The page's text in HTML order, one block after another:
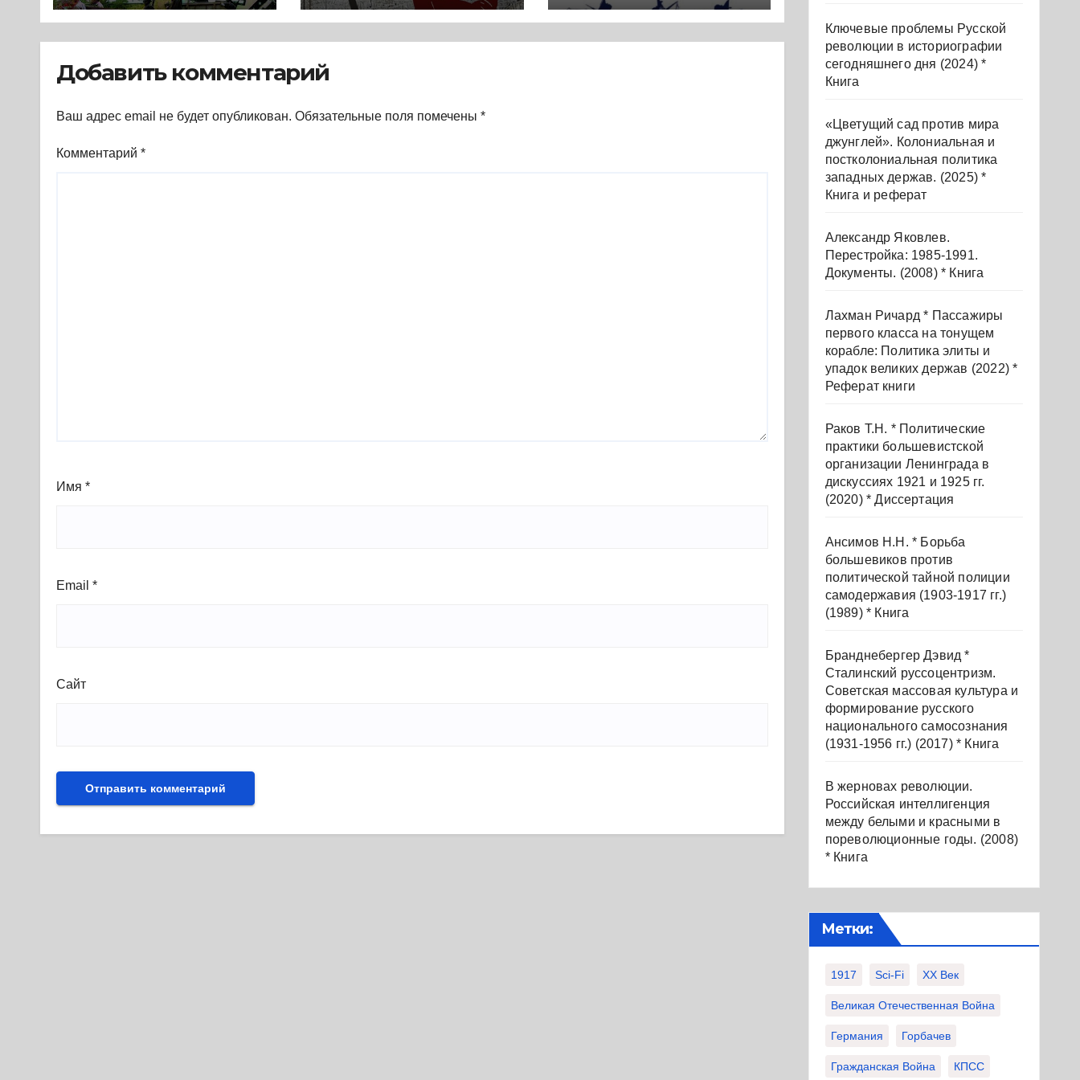
и Запада (2023) *
сегодняшнего дня
Политика элиты и
Добавить комментарий
Ваш адрес email не будет опубликован. Обязательные поля помечены *
Комментарий *
Имя *
Email *
Сайт
Ключевые проблемы Русской
революции в историографии
сегодняшнего дня (2024) *
Книга
«Цветущий сад против мира
джунглей». Колониальная и
постколониальная политика
западных держав. (2025) *
Книга и реферат
Александр Яковлев.
Перестройка: 1985-1991.
Документы. (2008) * Книга
Лахман Ричард * Пассажиры
первого класса на тонущем
корабле: Политика элиты и
упадок великих держав (2022) *
Реферат книги
Раков Т.Н. * Политические
практики большевистской
организации Ленинграда в
дискуссиях 1921 и 1925 гг.
(2020) * Диссертация
Ансимов Н.Н. * Борьба
большевиков против
политической тайной полиции
самодержавия (1903-1917 гг.)
(1989) * Книга
Бранднебергер Дэвид *
Сталинский руссоцентризм.
Советская массовая культура и
формирование русского
национального самосознания
(1931-1956 гг.) (2017) * Книга
В жерновах революции.
Российская интеллигенция
между белыми и красными в
пореволюционные годы. (2008)
* Книга
Метки:
1917 Sci-Fi XX Век
Великая Отечественная Война
Германия Горбачев
Гражданская Война КПСС